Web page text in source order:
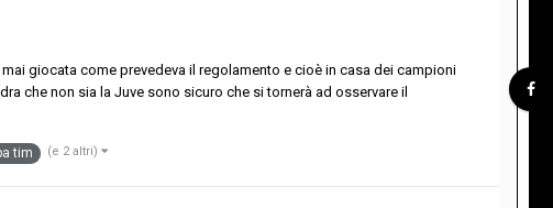
giocata come prevedeva il regolamento e cioè in casa dei campioni
che non sia la Juve sono sicuro che si tornerà ad osservare il
tim (e 2 altri)